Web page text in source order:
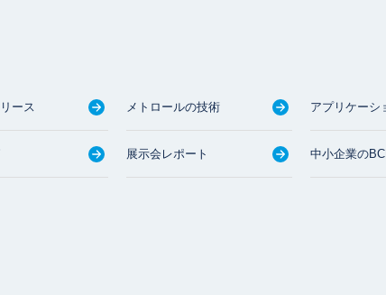
ース メトロールの技術 アプリケーシ
展示会レポート 中小企業の